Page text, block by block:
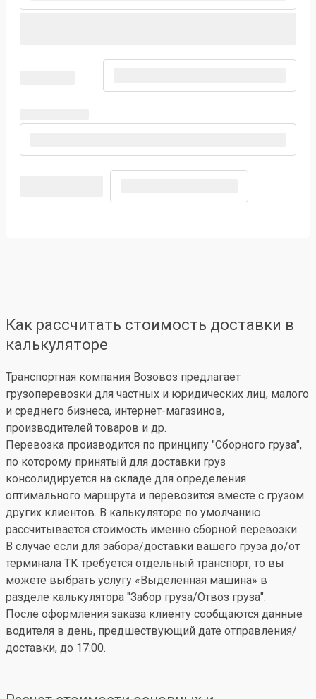
Как рассчитать стоимость доставки в
калькуляторе
Транспортная компания Возовоз предлагает
грузоперевозки для частных и юридических лиц, малого
и среднего бизнеса, интернет-магазинов,
производителей товаров и др.
Перевозка производится по принципу "Сборного груза",
по которому принятый для доставки груз
консолидируется на складе для определения
оптимального маршрута и перевозится вместе с грузом
других клиентов. В калькуляторе по умолчанию
рассчитывается стоимость именно сборной перевозки.
В случае если для забора/доставки вашего груза до/от
терминала ТК требуется отдельный транспорт, то вы
можете выбрать услугу «Выделенная машина» в
разделе калькулятора "Забор груза/Отвоз груза".
После оформления заказа клиенту сообщаются данные
водителя в день, предшествующий дате отправления/
доставки, до 17:00.